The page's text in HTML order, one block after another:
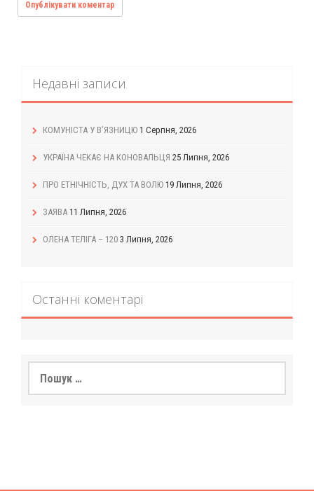
Недавні записи
КОМУНІСТА У В’ЯЗНИЦЮ 1 Серпня, 2026
УКРАЇНА ЧЕКАЄ НА КОНОВАЛЬЦЯ 25 Липня, 2026
ПРО ЕТНІЧНІСТЬ, ДУХ ТА ВОЛЮ 19 Липня, 2026
ЗАЯВА 11 Липня, 2026
ОЛЕНА ТЕЛІГА – 120 3 Липня, 2026
Останні коментарі